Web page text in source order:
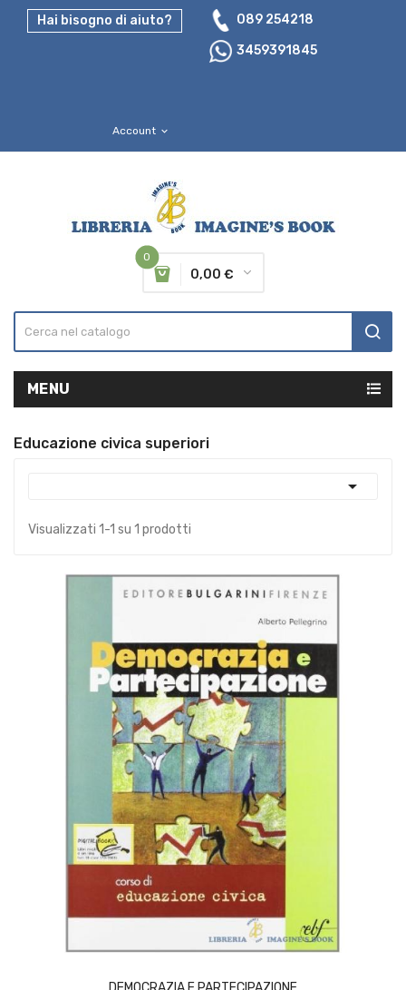
Hai bisogno di aiuto?
089 254218
3459391845
Account expand_more
0
0,00 €
MENU
Educazione civica superiori

Visualizzati 1-1 su 1 prodotti
ACQUISTA